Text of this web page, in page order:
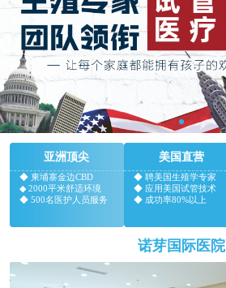
亚洲顶尖
◆ 柬埔寨金边CBD
◆ 2000平米舒适环境
◆ 500名医护人员服务
美国直营
◆ 聘美国生殖学专家
◆ 应用美国试管技术
◆ 成功率80%以上
诺芽国际医院